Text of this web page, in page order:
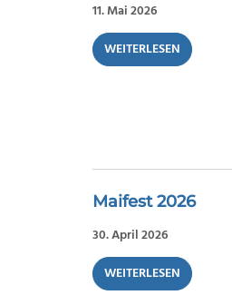
11. Mai 2026
WEITERLESEN
Maifest 2026
30. April 2026
WEITERLESEN